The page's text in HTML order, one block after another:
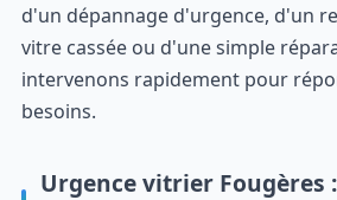
d'un dépannage d'urgence, d'un
vitre cassée ou d'une simple
intervenons rapidement pour
besoins.
Urgence vitrier Fougères